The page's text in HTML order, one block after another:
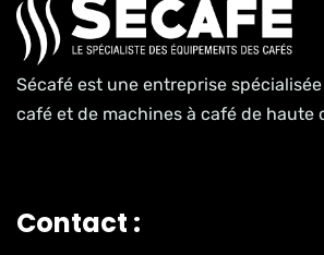
Sécafé est une entreprise
café et de machines à café de haute
Contact :